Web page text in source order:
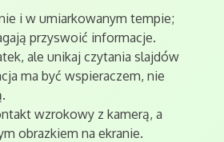
i w umiarkowanym tempie;
przyswoić informacje.
ale unikaj czytania slajdów
ma być wspieraczem, nie
wzrokowy z kamerą, a
obrazkiem na ekranie.